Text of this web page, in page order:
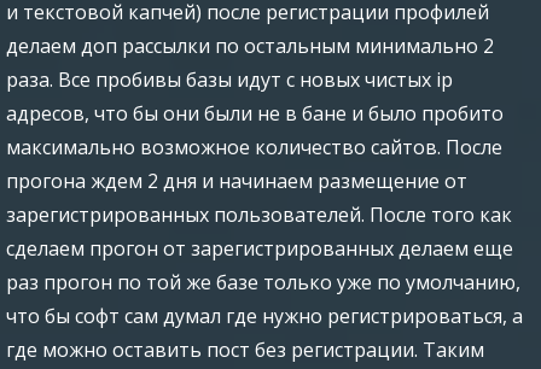
и текстовой капчей) после регистрации профилей
делаем доп рассылки по остальным минимально 2
раза. Все пробивы базы идут с новых чистых ip
адресов, что бы они были не в бане и было пробито
максимально возможное количество сайтов. После
прогона ждем 2 дня и начинаем размещение от
зарегистрированных пользователей. После того как
сделаем прогон от зарегистрированных делаем еще
раз прогон по той же базе только уже по умолчанию,
что бы софт сам думал где нужно регистрироваться, а
где можно оставить пост без регистрации. Таким